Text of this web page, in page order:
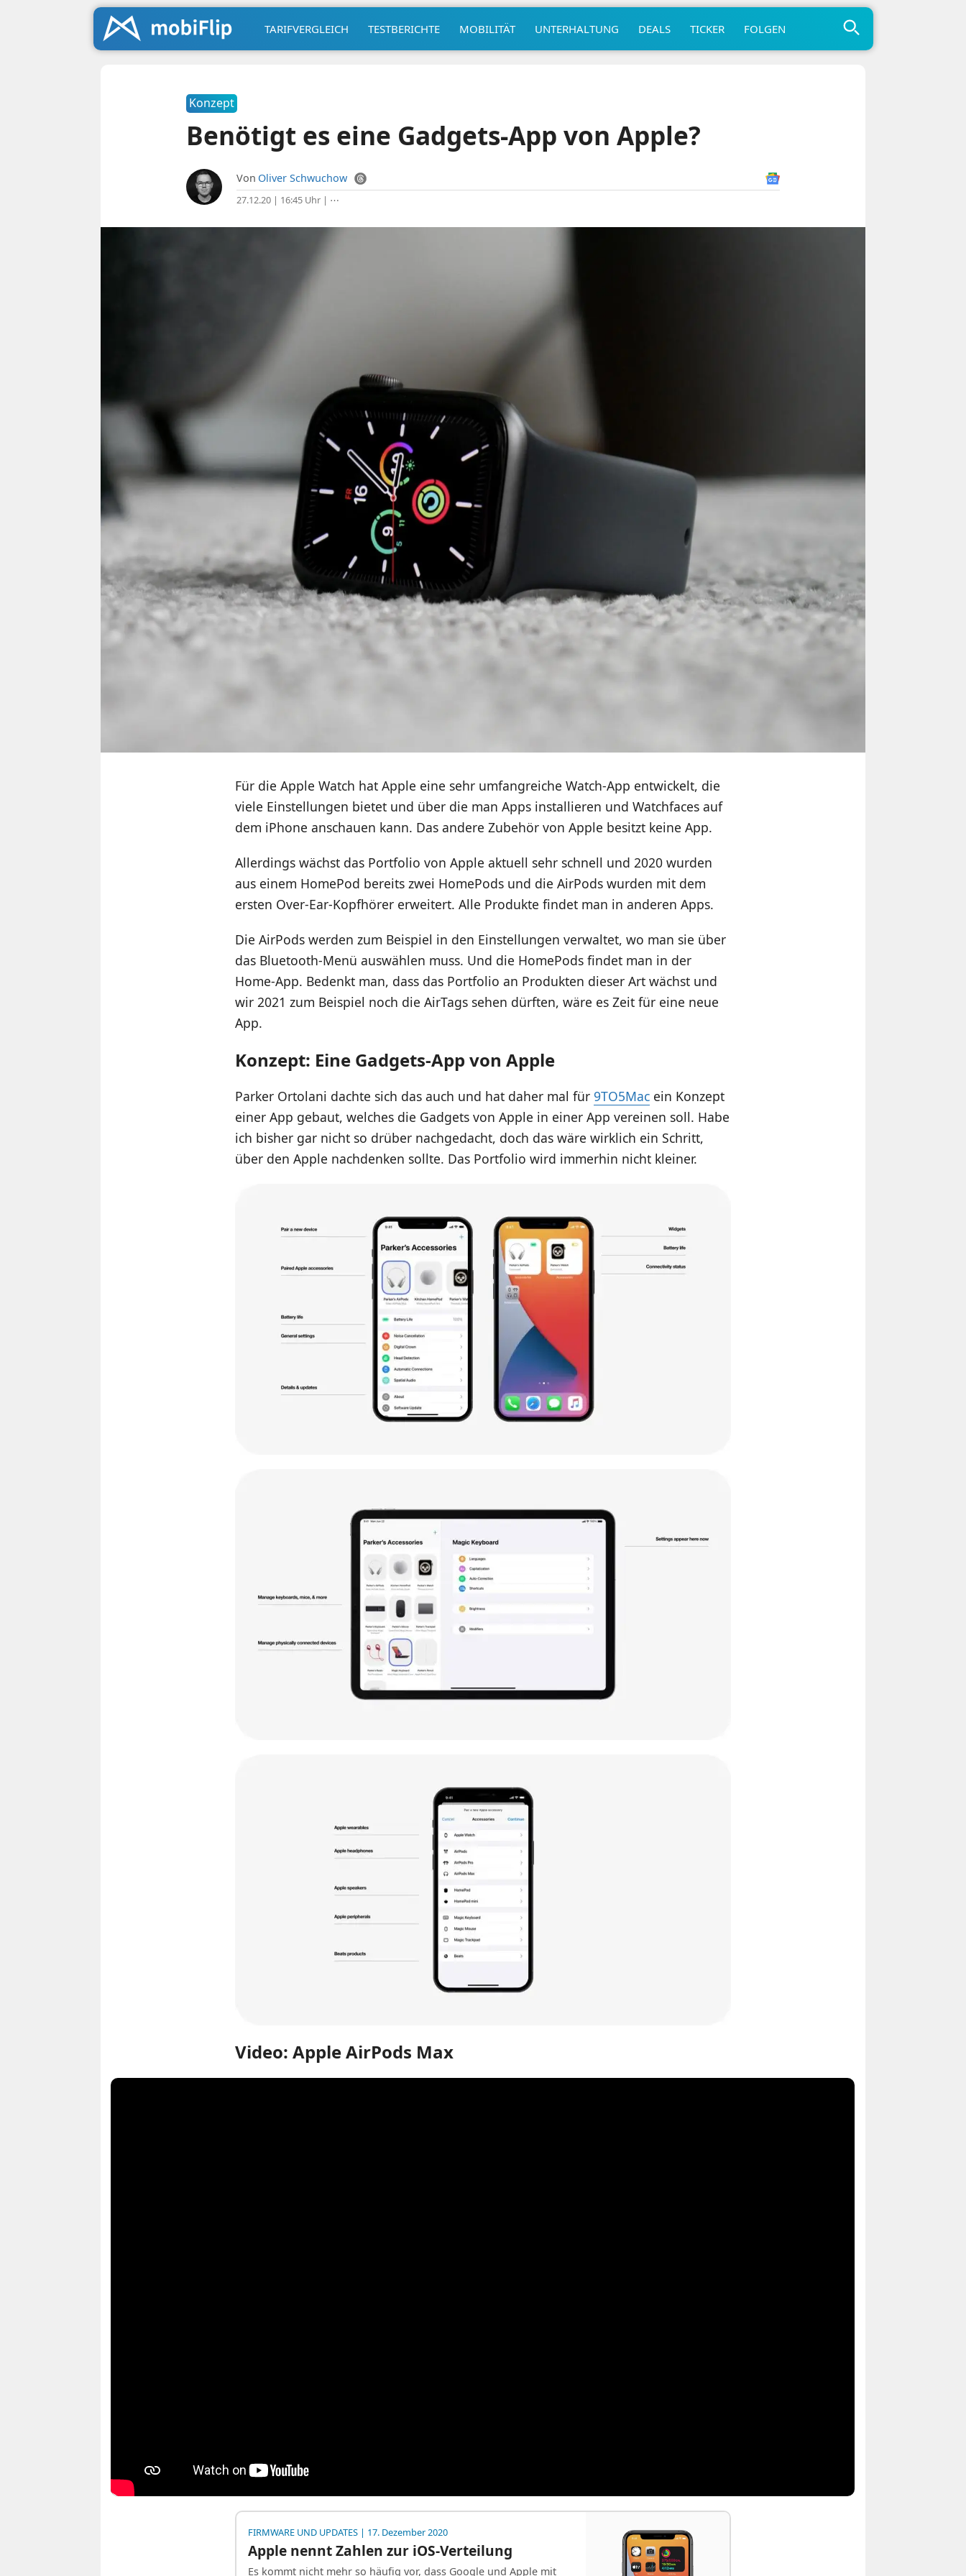
TARIFVERGLEICH TESTBERICHTE MOBILITÄT UNTERHALTUNG DEALS TICKER FOLGEN
Konzept
Benötigt es eine Gadgets-App von Apple?
Von Oliver Schwuchow
27.12.20 | 16:45 Uhr| ⋯
Für die Apple Watch hat Apple eine sehr umfangreiche Watch-App entwickelt, die
viele Einstellungen bietet und über die man Apps installieren und Watchfaces auf
dem iPhone anschauen kann. Das andere Zubehör von Apple besitzt keine App.
Allerdings wächst das Portfolio von Apple aktuell sehr schnell und 2020 wurden
aus einem HomePod bereits zwei HomePods und die AirPods wurden mit dem
ersten Over-Ear-Kopfhörer erweitert. Alle Produkte findet man in anderen Apps.
Die AirPods werden zum Beispiel in den Einstellungen verwaltet, wo man sie über
das Bluetooth-Menü auswählen muss. Und die HomePods findet man in der
Home-App. Bedenkt man, dass das Portfolio an Produkten dieser Art wächst und
wir 2021 zum Beispiel noch die AirTags sehen dürften, wäre es Zeit für eine neue
App.
Konzept: Eine Gadgets-App von Apple
Parker Ortolani dachte sich das auch und hat daher mal für 9TO5Macein Konzept
einer App gebaut, welches die Gadgets von Apple in einer App vereinen soll. Habe
ich bisher gar nicht so drüber nachgedacht, doch das wäre wirklich ein Schritt,
über den Apple nachdenken sollte. Das Portfolio wird immerhin nicht kleiner.
Video: Apple AirPods Max
FIRMWARE UND UPDATES| 17. Dezember 2020
Apple nennt Zahlen zur iOS-Verteilung
Es kommt nicht mehr so häufig vor, dass Google und Apple mit